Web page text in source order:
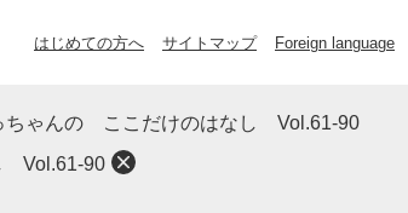
はじめての方へ サイトマップ Foreign language
ちゃんの ここだけのはなし Vol.61-90
Vol.61-90